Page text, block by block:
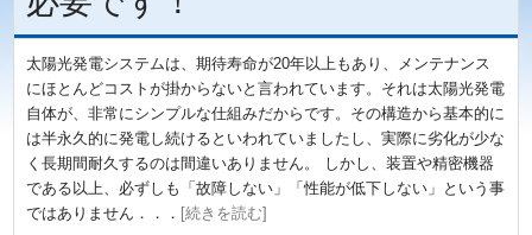
太陽光発電システムは、期待寿命が20年以上もあり、メンテナンス
にほとんどコストが掛からないと言われています。それは太陽光発電
自体が、非常にシンプルな仕組みだからです。その構造から基本的に
は半永久的に発電し続けるといわれていましたし、実際に劣化が少な
く長期間耐久するのは間違いありません。 しかし、装置や精密機器
である以上、必ずしも「故障しない」「性能が低下しない」という事
ではありません．．． [続きを読む]